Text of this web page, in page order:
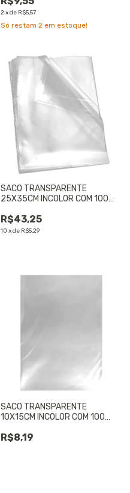
2xde R$5,57
Só restam 2 em estoque!
SACO TRANSPARENTE
25X35CM INCOLOR COM 100
R$43,25
10 xde R$5,29
SACO TRANSPARENTE
10X15CM INCOLOR COM 100
R$8,19